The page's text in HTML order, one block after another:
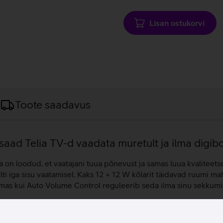
laadimine
Lisan ostukorvi
Toote saadavus
Telia TV-d vaadata muretult ja ilma
loodud, et vaatajani tuua põnevust ja samas luua
sisu vaatamisel. Kaks 12 + 12 W kõlarit täidavad ruumi
kui Auto Volume Control reguleerib seda ilma sinu